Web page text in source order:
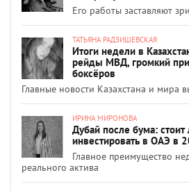
Его работы заставляют
ТАТЬЯНА РАДЗИШЕВСКАЯ
Итоги недели в
рейды МВД, громкий
боксёров
Главные новости Казахстана и мира
ИРИНА МИРОНОВА
Дубай после бума: стоит
инвестировать в ОАЭ в
Главное преимущество
реального актива